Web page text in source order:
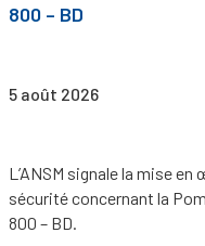
800 – BD
5 août 2026
L’ANSM signale la mise
sécurité concernant la
800 – BD.